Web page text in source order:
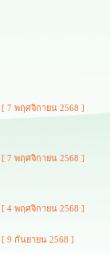
[ 7 พฤศจิกายน 2568 ]
[ 7 พฤศจิกายน 2568 ]
[ 4 พฤศจิกายน 2568 ]
[ 9 กันยายน 2568 ]